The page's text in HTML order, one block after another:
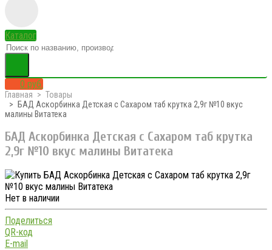
Каталог
0 руб.
Главная
Товары
БАД Аскорбинка Детская с Сахаром таб крутка 2,9г №10 вкус
малины Витатека
БАД Аскорбинка Детская с Сахаром таб крутка
2,9г №10 вкус малины Витатека
Нет в наличии
Поделиться
QR-код
E-mail